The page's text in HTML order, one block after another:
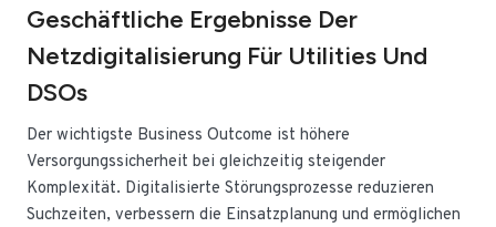
Geschäftliche Ergebnisse Der
Netzdigitalisierung Für Utilities Und
DSOs
Der wichtigste Business Outcome ist höhere
Versorgungssicherheit bei gleichzeitig steigender
Komplexität. Digitalisierte Störungsprozesse reduzieren
Suchzeiten, verbessern die Einsatzplanung und ermöglichen